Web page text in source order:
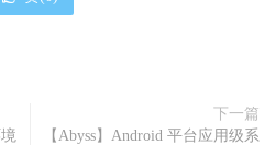
下一篇
【Abyss】Android 平台应用级系